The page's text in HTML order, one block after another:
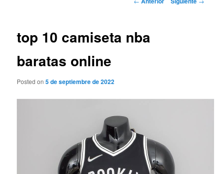
top 10 camiseta nba
baratas online
Posted on5 de septiembre de 2022